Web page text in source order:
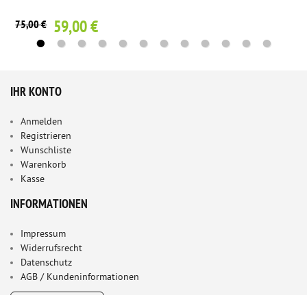
75,00 € 59,00 €
IHR KONTO
Anmelden
Registrieren
Wunschliste
Warenkorb
Kasse
INFORMATIONEN
Impressum
Widerrufsrecht
Datenschutz
AGB / Kundeninformationen